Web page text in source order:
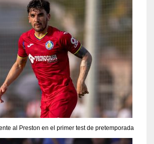
al Preston en el primer test de pretemporada